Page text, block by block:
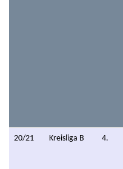
20/21 Kreisliga B 4.